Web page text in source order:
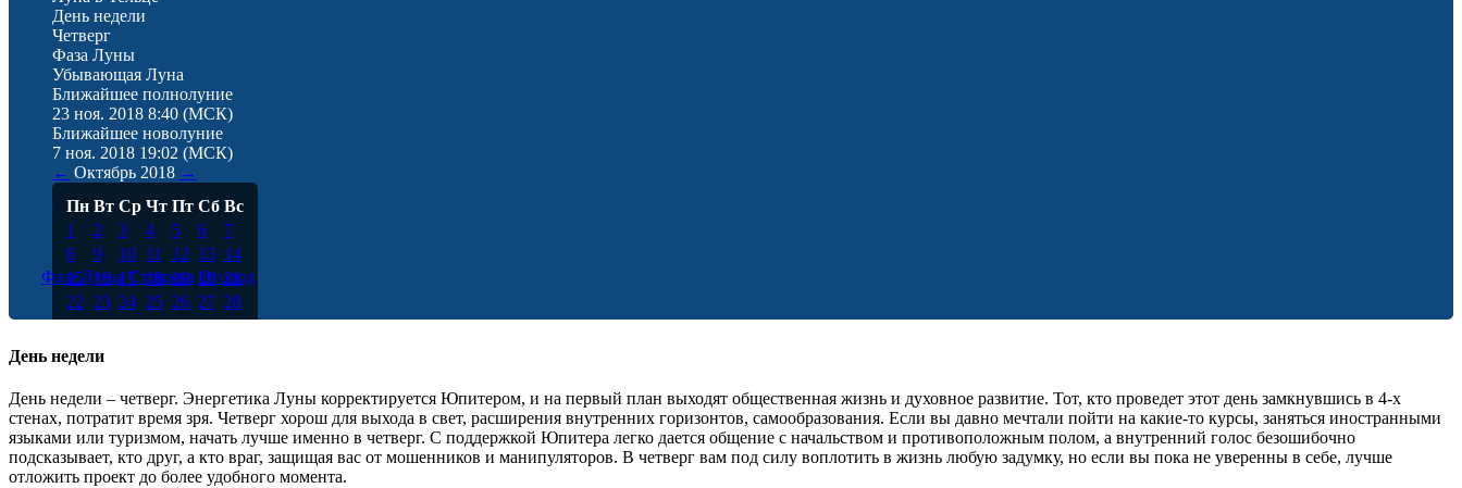
День недели
Четверг
Фаза Луны
Убывающая Луна
Ближайшее полнолуние
23 ноя. 2018 8:40 (МСК)
Ближайшее новолуние
7 ноя. 2018 19:02 (МСК)
← Октябрь 2018 →
Пн Вт Ср Чт Пт Сб Вс
1
2 3 4 5 6
7
8
9 10 11 12 13 14
15 16 17 18 19 20 21
22
23 24 25 26 27 28
29 30 31
Фаза Луны Стрижка Огород
День недели
День недели – четверг. Энергетика Луны корректируется Юпитером, и на первый план выходят общественная жизнь и духовное развитие. Тот, кто проведет этот день замкнувшись в 4-х
стенах, потратит время зря. Четверг хорош для выхода в свет, расширения внутренних горизонтов, самообразования. Если вы давно мечтали пойти на какие-то курсы, заняться иностранными
языками или туризмом, начать лучше именно в четверг. С поддержкой Юпитера легко дается общение с начальством и противоположным полом, а внутренний голос безошибочно
подсказывает, кто друг, а кто враг, защищая вас от мошенников и манипуляторов. В четверг вам под силу воплотить в жизнь любую задумку, но если вы пока не уверенны в себе, лучше
отложить проект до более удобного момента.